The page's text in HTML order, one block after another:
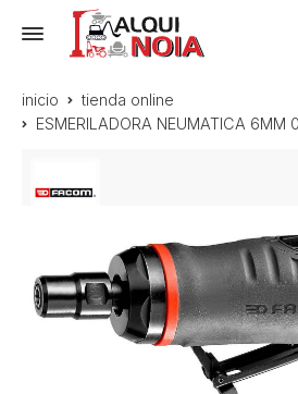
inicio
tienda online
ESMERILADORA NEUMATICA 6MM